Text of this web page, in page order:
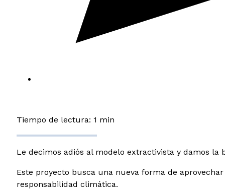
Tiempo de lectura: 1 min
Le decimos adiós al modelo extractivista y damos
Este proyecto busca una nueva forma de
responsabilidad climática.